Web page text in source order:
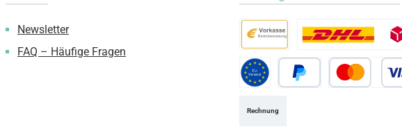
Newsletter
FAQ – Häufige Fragen
Vorkasse
Rechnung
Standard